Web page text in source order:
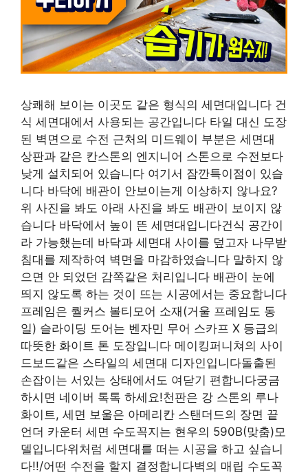
상쾌해 보이는 이곳도 같은 형식의 세면대입니다 건
식 세면대에서 사용되는 공간입니다 타일 대신 도장
된 벽면으로 수전 근처의 미드웨이 부분은 세면대
상판과 같은 칸스톤의 엔지니어 스톤으로 수전보다
낮게 설치되어 있습니다 여기서 잠깐특이점이 있습
니다 바닥에 배관이 안보이는게 이상하지 않나요?
위 사진을 봐도 아래 사진을 봐도 배관이 보이지 않
습니다 바닥에서 높이 뜬 세면대입니다건식 공간이
라 가능했는데 바닥과 세면대 사이를 덮고자 나무받
침대를 제작하여 벽면을 마감하였습니다 말하지 않
으면 안 되었던 감쪽같은 처리입니다 배관이 눈에
띄지 않도록 하는 것이 뜨는 시공에서는 중요합니다
프레임은 퀄커스 볼티모어 소재(거울 프레임도 동
일) 슬라이딩 도어는 벤자민 무어 스카프 X 등급의
따뜻한 화이트 톤 도장입니다 메이킹퍼니쳐의 사이
드보드같은 스타일의 세면대 디자인입니다돌출된
손잡이는 서있는 상태에서도 여닫기 편합니다궁금
하시면 네이버 톡톡 하세요!천판은 강 스톤의 루나
화이트, 세면 보울은 아메리칸 스탠더드의 장면 끝
언더 카운터 세면 수도꼭지는 현우의 590B(맞춤)모
델입니다위처럼 세면대를 떠는 시공을 하고 싶습니
다!!/어떤 수전을 할지 결정합니다벽의 매립 수도꼭